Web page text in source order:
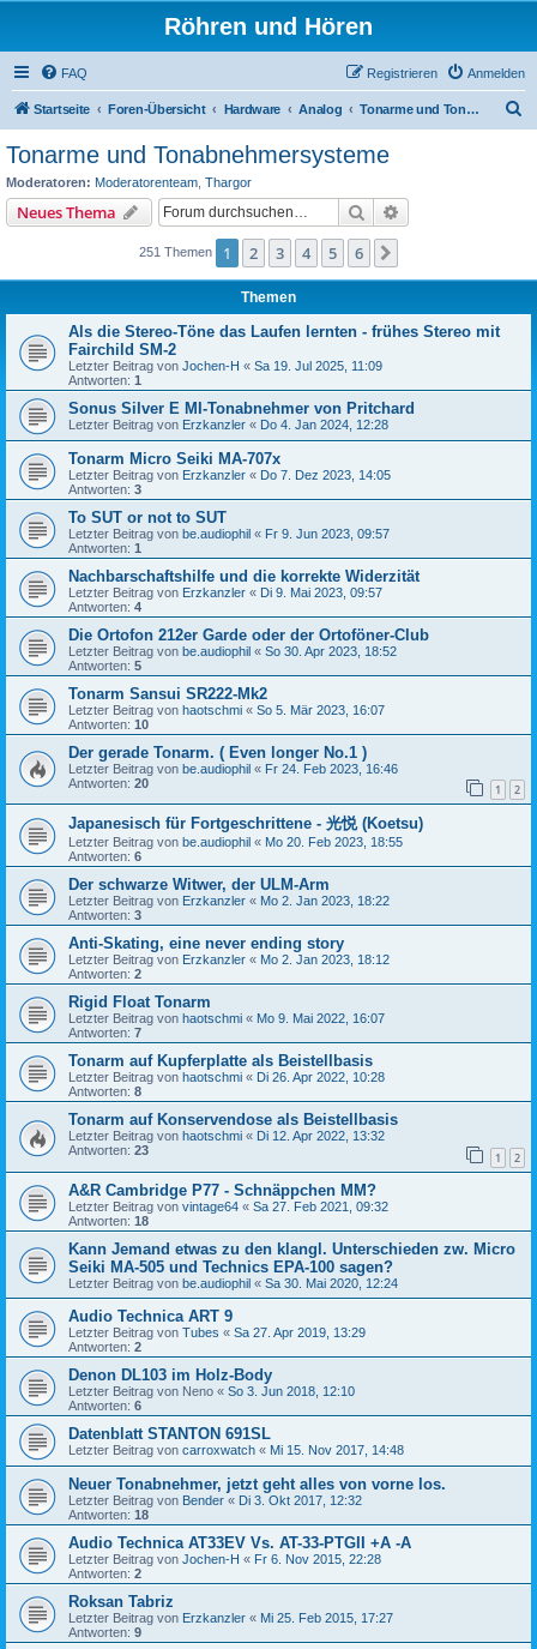
Röhren und Hören
FAQ Anmelden
Registrieren
Startseite Foren-Übersicht Hardware Analog Tonarme und Tonabnehmersysteme
Tonarme und Tonabnehmersysteme
Moderatoren: Moderatorenteam Thargor
Neues Thema Suche
251 Themen 1 2 3 4 5 6
Themen
Als die Stereo-Töne das Laufen lernten - frühes Stereo mit
Fairchild SM-2
Letzter Beitrag von Jochen-H « Sa 19. Jul 2025, 11:09
Antworten: 1
Sonus Silver E MI-Tonabnehmer von Pritchard
Letzter Beitrag von Erzkanzler « Do 4. Jan 2024, 12:28
Tonarm Micro Seiki MA-707x
Letzter Beitrag von Erzkanzler « Do 7. Dez 2023, 14:05
Antworten: 3
To SUT or not to SUT
Letzter Beitrag von be.audiophil « Fr 9. Jun 2023, 09:57
Antworten: 1
Nachbarschaftshilfe und die korrekte Widerzität
Letzter Beitrag von Erzkanzler « Di 9. Mai 2023, 09:57
Antworten: 4
Die Ortofon 212er Garde oder der Ortoföner-Club
Letzter Beitrag von be.audiophil « So 30. Apr 2023, 18:52
Antworten: 5
Tonarm Sansui SR222-Mk2
Letzter Beitrag von haotschmi « So 5. Mär 2023, 16:07
Antworten: 10
Der gerade Tonarm. ( Even longer No.1 )
Letzter Beitrag von be.audiophil « Fr 24. Feb 2023, 16:46
Antworten: 20 1 2
Japanesisch für Fortgeschrittene - 光悦 (Koetsu)
Letzter Beitrag von be.audiophil « Mo 20. Feb 2023, 18:55
Antworten: 6
Der schwarze Witwer, der ULM-Arm
Letzter Beitrag von Erzkanzler « Mo 2. Jan 2023, 18:22
Antworten: 3
Anti-Skating, eine never ending story
Letzter Beitrag von Erzkanzler « Mo 2. Jan 2023, 18:12
Antworten: 2
Rigid Float Tonarm
Letzter Beitrag von haotschmi « Mo 9. Mai 2022, 16:07
Antworten: 7
Tonarm auf Kupferplatte als Beistellbasis
Letzter Beitrag von haotschmi « Di 26. Apr 2022, 10:28
Antworten: 8
Tonarm auf Konservendose als Beistellbasis
Letzter Beitrag von haotschmi « Di 12. Apr 2022, 13:32
Antworten: 23 1 2
A&R Cambridge P77 - Schnäppchen MM?
Letzter Beitrag von vintage64 « Sa 27. Feb 2021, 09:32
Antworten: 18
Kann Jemand etwas zu den klangl. Unterschieden zw. Micro
Seiki MA-505 und Technics EPA-100 sagen?
Letzter Beitrag von be.audiophil « Sa 30. Mai 2020, 12:24
Audio Technica ART 9
Letzter Beitrag von Tubes « Sa 27. Apr 2019, 13:29
Antworten: 2
Denon DL103 im Holz-Body
Letzter Beitrag von Neno « So 3. Jun 2018, 12:10
Antworten: 6
Datenblatt STANTON 691SL
Letzter Beitrag von carroxwatch « Mi 15. Nov 2017, 14:48
Neuer Tonabnehmer, jetzt geht alles von vorne los.
Letzter Beitrag von Bender « Di 3. Okt 2017, 12:32
Antworten: 18
Audio Technica AT33EV Vs. AT-33-PTGII +A -A
Letzter Beitrag von Jochen-H « Fr 6. Nov 2015, 22:28
Antworten: 2
Roksan Tabriz
Letzter Beitrag von Erzkanzler « Mi 25. Feb 2015, 17:27
Antworten: 9